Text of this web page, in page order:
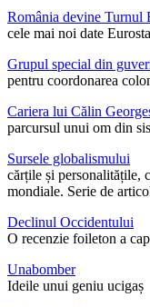
România devine Turnul
cele mai noi date
Grupul special din
pentru coordonarea
Cariera lui Călin
parcursul unui om din
Sursele globalismului
cărțile și personalitățile,
mondiale. Serie de
Declinul Occidentului
O recenzie foileton a
Unabomber
Ideile unui geniu ucigaș